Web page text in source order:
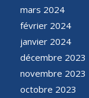
mars 2024
février 2024
janvier 2024
décembre 2023
novembre 2023
octobre 2023